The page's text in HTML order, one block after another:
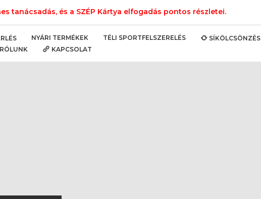
tanácsadás, és a SZÉP Kártya elfogadás pontos részletei.
NYÁRI TERMÉKEK TÉLI SPORTFELSZERELÉS SÍKÖLCSÖNZÉS
RÓLUNK KAPCSOLAT